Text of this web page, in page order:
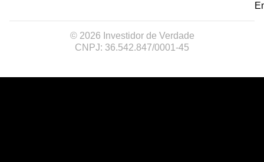
© 2026 Investidor de Verdade
CNPJ: 36.542.847/0001-45